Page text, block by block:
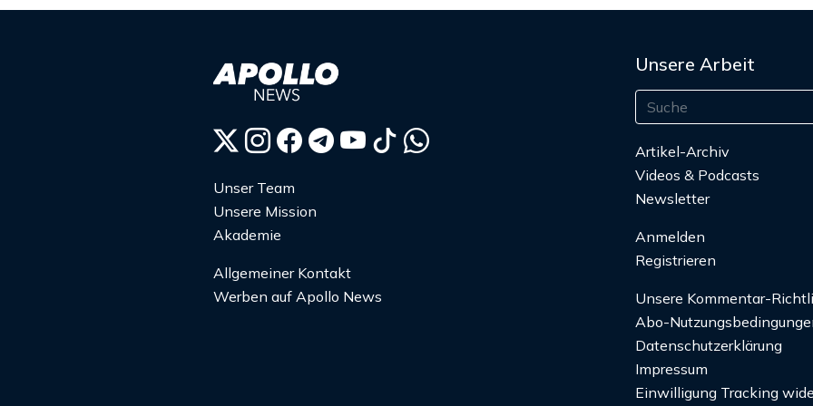
Unser Team
Unsere Mission
Akademie
Allgemeiner Kontakt
Werben auf Apollo News
Unsere Arbeit
Artikel-Archiv
Videos & Podcasts
Newsletter
Anmelden
Registrieren
Unsere Kommentar-
Abo-
Datenschutzerklärung
Impressum
Einwilligung Tracking